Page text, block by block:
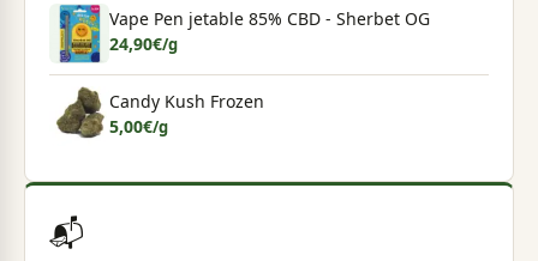
Vape Pen jetable 85% CBD - Sherbet OG
24,90€/g
Candy Kush Frozen
5,00€/g
📬